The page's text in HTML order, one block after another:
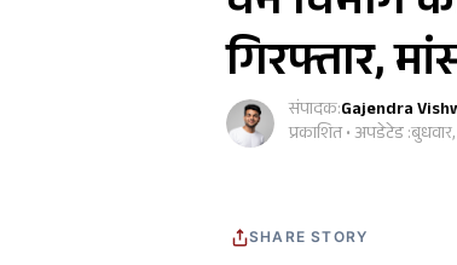
गिरफ्तार,
संपादक:Gajendra
प्रकाशित • अपडेटेड :
SHARE STORY